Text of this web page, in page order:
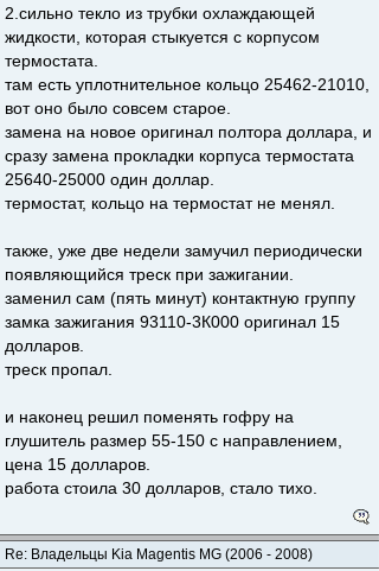
2.сильно текло из трубки охлаждающей
жидкости, которая стыкуется с корпусом
термостата.
там есть уплотнительное кольцо 25462-21010,
вот оно было совсем старое.
замена на новое оригинал полтора доллара, и
сразу замена прокладки корпуса термостата
25640-25000 один доллар.
термостат, кольцо на термостат не менял.
также, уже две недели замучил периодически
появляющийся треск при зажигании.
заменил сам (пять минут) контактную группу
замка зажигания 93110-3К000 оригинал 15
долларов.
треск пропал.
и наконец решил поменять гофру на
глушитель размер 55-150 с направлением,
цена 15 долларов.
работа стоила 30 долларов, стало тихо.
Re: Владельцы Kia Magentis MG (2006 - 2008)